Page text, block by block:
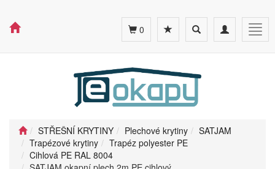
Toggle
navigation
Toggle
search
0
STŘEŠNÍ KRYTINY Plechové krytiny
SATJAM
Trapézové krytiny
Trapéz polyester PE
Cihlová PE RAL 8004